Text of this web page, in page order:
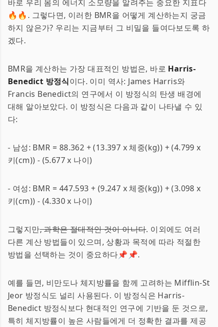
바로 우리 몸의 에너지 소모량을 알려주는 중요한 지표다
🔥🔥. 그렇다면, 이러한 BMR을 어떻게 계산하는지 궁금
하지 않은가? 우리는 지금부터 그 비밀을 들여다보도록 하
겠다.
BMR을 계산하는 가장 대표적인 방법은, 바로 Harris-
Benedict 방정식이다. 이미 역사: James Harris와
Francis Benedict의 연구에서 이 방정식의 탄생 배경에
대해 알아보았다. 이 방정식은 다음과 같이 나타낼 수 있
다:
- 남성: BMR = 88.362 + (13.397 x 체중(kg)) + (4.799 x
키(cm)) - (5.677 x 나이)
- 여성: BMR = 447.593 + (9.247 x 체중(kg)) + (3.098 x
키(cm)) - (4.330 x 나이)
그렇지만, 과학은 절대적인 것이 아니다. 이외에도 여러
다른 계산 방법들이 있으며, 상황과 목적에 따라 적절한
방법을 선택하는 것이 중요하다📌📌.
예를 들면, 비만도나 체지방률을 함께 고려하는 Mifflin-St
Jeor 방정식도 널리 사용된다. 이 방정식은 Harris-
Benedict 방정식보다 현대적인 연구에 기반을 둔 것으로,
특히 체지방률이 높은 사람들에게 더 정확한 결과를 제공